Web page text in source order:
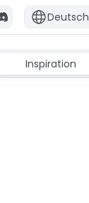
Deutsch
Inspiration